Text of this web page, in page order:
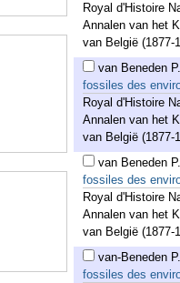
Royal d'Histoire
Annalen van het
van België (1877-
van Beneden P.
fossiles des
Royal d'Histoire
Annalen van het
van België (1877-
van Beneden P.
fossiles des
Royal d'Histoire
Annalen van het
van België (1877-
van-Beneden P.
fossiles des